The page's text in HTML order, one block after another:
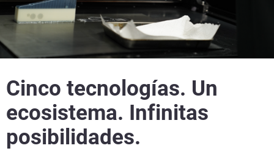
Cinco tecnologías. Un
ecosistema. Infinitas
posibilidades.